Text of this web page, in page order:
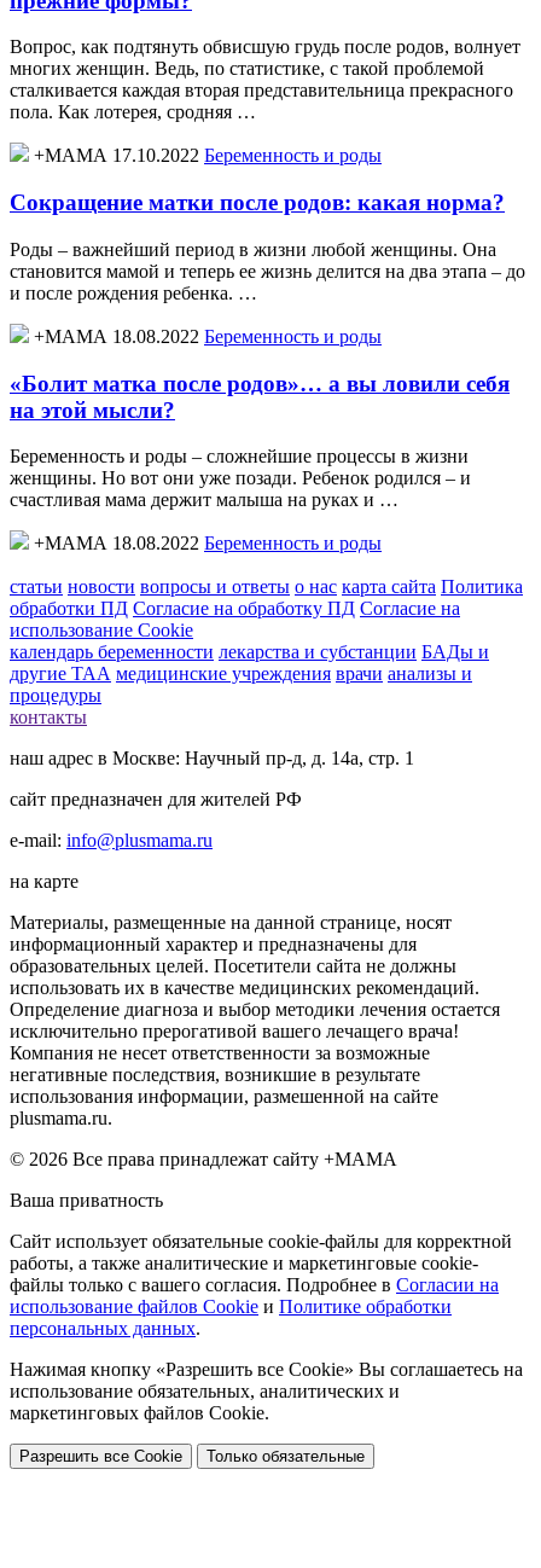
Вопрос, как подтянуть обвисшую грудь после родов, волнует
многих женщин. Ведь, по статистике, с такой проблемой
сталкивается каждая вторая представительница прекрасного
пола. Как лотерея, сродняя …
+МАМА 17.10.2022 Беременность и роды
Сокращение матки после родов: какая норма?
Роды – важнейший период в жизни любой женщины. Она
становится мамой и теперь ее жизнь делится на два этапа – до
и после рождения ребенка. …
+МАМА 18.08.2022 Беременность и роды
«Болит матка после родов»… а вы ловили себя
на этой мысли?
Беременность и роды – сложнейшие процессы в жизни
женщины. Но вот они уже позади. Ребенок родился – и
счастливая мама держит малыша на руках и …
+МАМА 18.08.2022 Беременность и роды
статьи новости вопросы и ответы о нас карта сайта Политика
обработки ПД Согласие на обработку ПД Согласие на
использование Cookie
календарь беременности лекарства и субстанции БАДы и
другие ТАА медицинские учреждения врачи анализы и
процедуры
контакты
наш адрес в Москве: Научный пр-д, д. 14а, стр. 1
сайт предназначен для жителей РФ
e-mail: info@plusmama.ru
на карте
Материалы, размещенные на данной странице, носят
информационный характер и предназначены для
образовательных целей. Посетители сайта не должны
использовать их в качестве медицинских рекомендаций.
Определение диагноза и выбор методики лечения остается
исключительно прерогативой вашего лечащего врача!
Компания не несет ответственности за возможные
негативные последствия, возникшие в результате
использования информации, размешенной на сайте
plusmama.ru.
© 2026 Все права принадлежат сайту +МАМА
Ваша приватность
Сайт использует обязательные cookie-файлы для корректной
работы, а также аналитические и маркетинговые cookie-
файлы только с вашего согласия. Подробнее в Согласии на
использование файлов Cookie и Политике обработки
персональных данных.
Нажимая кнопку «Разрешить все Cookie» Вы соглашаетесь на
использование обязательных, аналитических и
маркетинговых файлов Cookie.
Разрешить все Cookie Только обязательные